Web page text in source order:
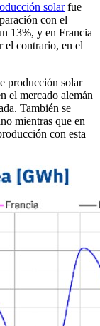
solarfue
con el
13%, y en Francia
el contrario, en el
producción solar
el mercado alemán
También se
mientras que en
con esta